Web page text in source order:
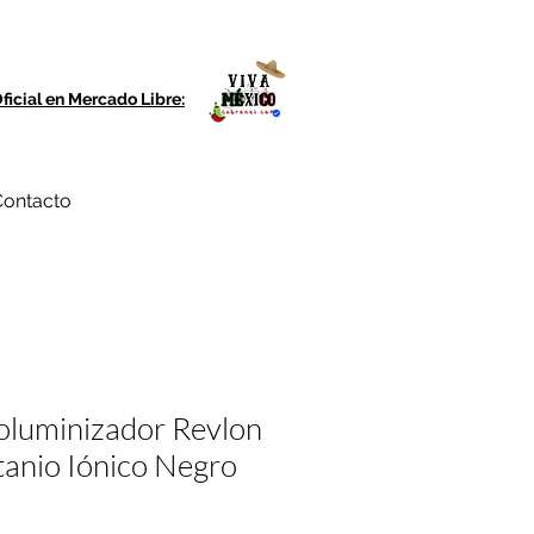
en Mercado Libre:
Revlon
Iónico Negro